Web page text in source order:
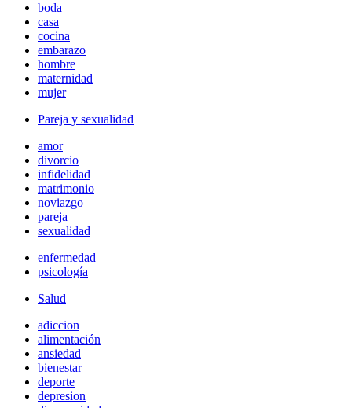
boda
casa
cocina
embarazo
hombre
maternidad
mujer
Pareja y sexualidad
amor
divorcio
infidelidad
matrimonio
noviazgo
pareja
sexualidad
enfermedad
psicología
Salud
adiccion
alimentación
ansiedad
bienestar
deporte
depresion